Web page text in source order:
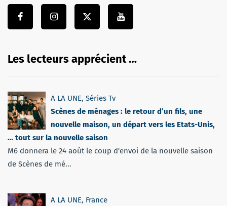
Les lecteurs apprécient …
A LA UNE, Séries Tv
Scènes de ménages : le retour d’un fils, une
nouvelle maison, un départ vers les Etats-Unis,
… tout sur la nouvelle saison
M6 donnera le 24 août le coup d'envoi de la nouvelle saison
de Scènes de mé...
A LA UNE, France